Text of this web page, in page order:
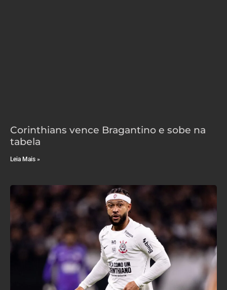
Corinthians vence Bragantino e sobe na
tabela
Leia Mais »